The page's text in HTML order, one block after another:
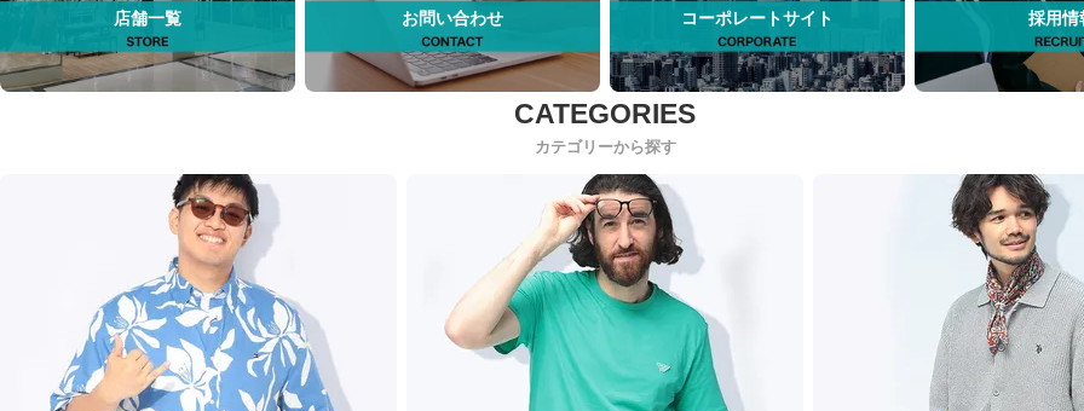
店舗一覧 お問い合わせ コーポレートサイト 採用情
カテゴリーから探す